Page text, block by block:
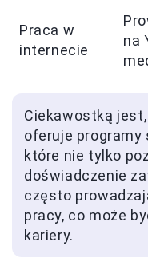
Praca w
internecie
na
Ciekawostką
oferuje
które nie tylko
doświadczenie
często
pracy, co może
kariery.